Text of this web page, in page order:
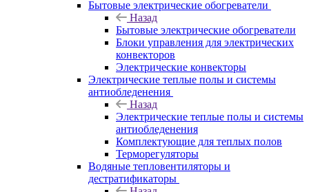
Бытовые электрические обогреватели
Назад
Бытовые электрические обогреватели
Блоки управления для электрических
конвекторов
Электрические конвекторы
Электрические теплые полы и системы
антиобледенения
Назад
Электрические теплые полы и системы
антиобледенения
Комплектующие для теплых полов
Терморегуляторы
Водяные тепловентиляторы и
дестратификаторы